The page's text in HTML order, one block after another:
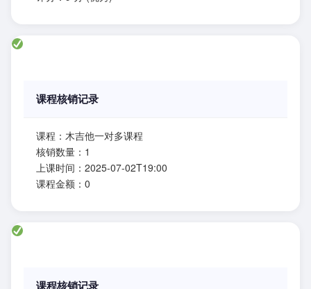
课程核销记录
课程：木吉他一对多课程
核销数量：1
上课时间：2025-07-02T19:00
课程金额：0
课程核销记录